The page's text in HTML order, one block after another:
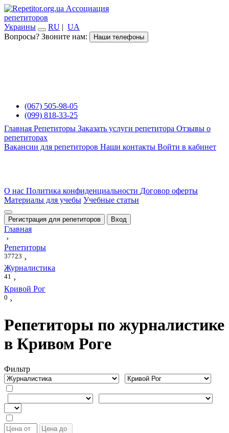
Ассоциация
репетиторов
Украины
RU | UA
Вопросы? Звоните нам:
Наши телефоны
(067) 505-98-05
(099) 818-33-25
Главная Репетиторы Заказать услуги репетитора Отзывы о
репетиторах
Вакансии для репетиторов Наши контакты Войти в кабинет
О нас Политика конфиденциальности Договор оферты
Материалы для учебы Учебные статьи
Регистрация для репетиторов Вход
Главная
›
Репетиторы
37723 ›
Журналистика
41 ›
Кривой Рог
0 ›
Репетиторы по журналистике
в Кривом Роге
Фильтр